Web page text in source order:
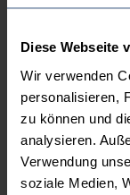
Diese Webseite
Wir verwenden
personalisieren,
zu können und
analysieren.
Verwendung
soziale Medien,
5.000 Liter
Preise für Heizöl in
Liter inkl.